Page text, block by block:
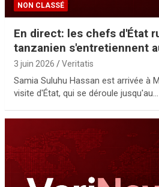
NON CLASSÉ
En direct: les chefs d'État
tanzanien s'entretiennent
3 juin 2026 Veritatis
Samia Suluhu Hassan est arrivée à
visite d'État, qui se déroule jusqu'au…